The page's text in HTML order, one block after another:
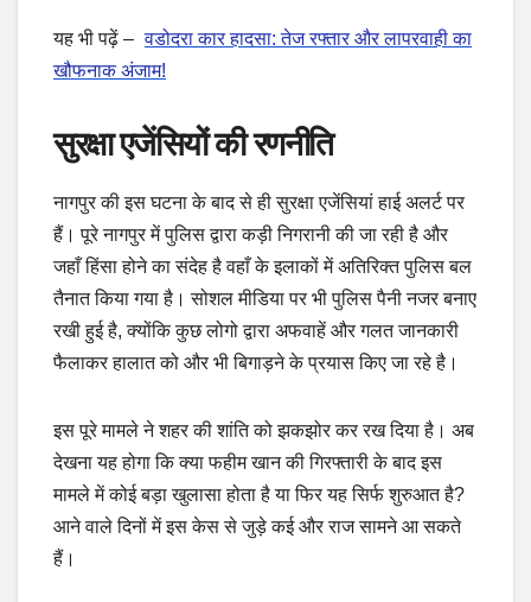
यह भी पढ़ें – वडोदरा कार हादसा: तेज रफ्तार और लापरवाही का
खौफनाक अंजाम!
सुरक्षा एजेंसियों की रणनीति
नागपुर की इस घटना के बाद से ही सुरक्षा एजेंसियां हाई अलर्ट पर
हैं। पूरे नागपुर में पुलिस द्वारा कड़ी निगरानी की जा रही है और
जहाँ हिंसा होने का संदेह है वहाँ के इलाकों में अतिरिक्त पुलिस बल
तैनात किया गया है। सोशल मीडिया पर भी पुलिस पैनी नजर बनाए
रखी हुई है, क्योंकि कुछ लोगो द्वारा अफवाहें और गलत जानकारी
फैलाकर हालात को और भी बिगाड़ने के प्रयास किए जा रहे है।
इस पूरे मामले ने शहर की शांति को झकझोर कर रख दिया है। अब
देखना यह होगा कि क्या फहीम खान की गिरफ्तारी के बाद इस
मामले में कोई बड़ा खुलासा होता है या फिर यह सिर्फ शुरुआत है?
आने वाले दिनों में इस केस से जुड़े कई और राज सामने आ सकते
हैं।